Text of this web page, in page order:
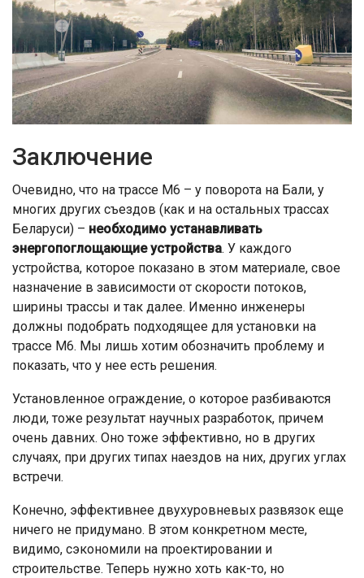
Заключение
Очевидно, что на трассе М6 – у поворота на Бали, у
многих других съездов (как и на остальных трассах
Беларуси) – необходимо устанавливать
энергопоглощающие устройства. У каждого
устройства, которое показано в этом материале, свое
назначение в зависимости от скорости потоков,
ширины трассы и так далее. Именно инженеры
должны подобрать подходящее для установки на
трассе М6. Мы лишь хотим обозначить проблему и
показать, что у нее есть решения.
Установленное ограждение, о которое разбиваются
люди, тоже результат научных разработок, причем
очень давних. Оно тоже эффективно, но в других
случаях, при других типах наездов на них, других углах
встречи.
Конечно, эффективнее двухуровневых развязок еще
ничего не придумано. В этом конкретном месте,
видимо, сэкономили на проектировании и
строительстве. Теперь нужно хоть как-то, но